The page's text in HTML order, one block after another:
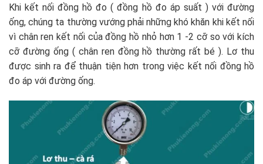
Khi kết nối đồng hồ đo ( đồng hồ đo áp suất ) với đường
ống, chúng ta thường vướng phải những khó khăn khi kết nối
vì chân ren kết nối của đồng hồ nhỏ hơn 1 -2 cỡ so với kích
cỡ đường ống ( chân ren đồng hồ thường rất bé ). Lơ thu
được sinh ra để thuận tiện hơn trong việc kết nối đồng hồ
đo áp với đường ống.